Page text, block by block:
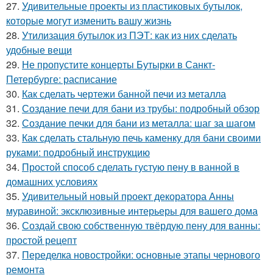
27. Удивительные проекты из пластиковых бутылок,
которые могут изменить вашу жизнь
28. Утилизация бутылок из ПЭТ: как из них сделать
удобные вещи
29. Не пропустите концерты Бутырки в Санкт-
Петербурге: расписание
30. Как сделать чертежи банной печи из металла
31. Создание печи для бани из трубы: подробный обзор
32. Создание печки для бани из металла: шаг за шагом
33. Как сделать стальную печь каменку для бани своими
руками: подробный инструкцию
34. Простой способ сделать густую пену в ванной в
домашних условиях
35. Удивительный новый проект декоратора Анны
муравиной: эксклюзивные интерьеры для вашего дома
36. Создай свою собственную твёрдую пену для ванны:
простой рецепт
37. Переделка новостройки: основные этапы чернового
ремонта